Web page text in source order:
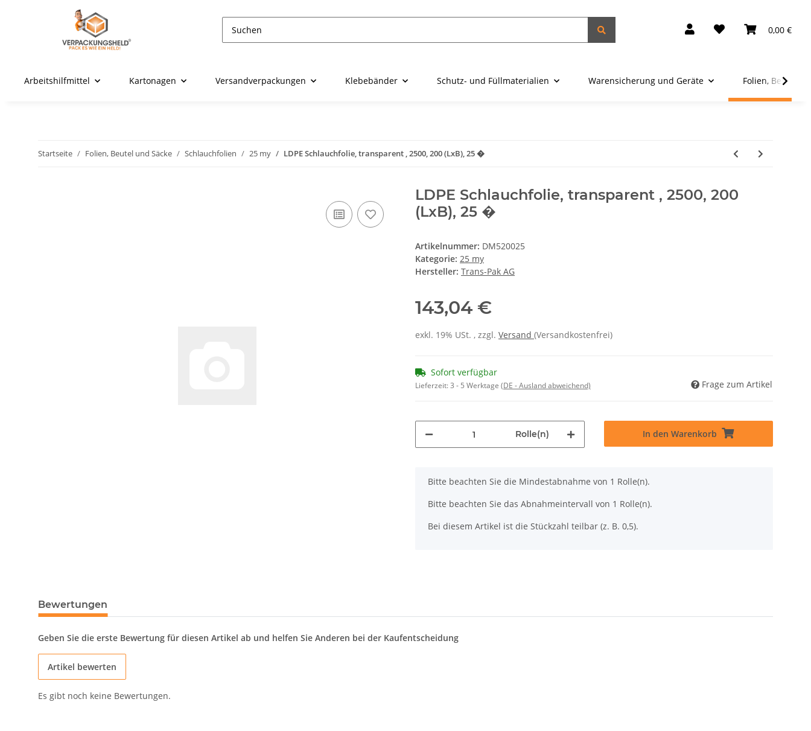
0,00 €
Arbeitshilfmittel Kartonagen Versandverpackungen Klebebänder Schutz- und Füllmaterialien Warensicherung und Geräte Folien, Beutel
Startseite Folien, Beutel und Säcke Schlauchfolien 25 my LDPE Schlauchfolie, transparent , 2500, 200 (LxB), 25 �
LDPE Schlauchfolie, transparent , 2500, 200
(LxB), 25 �
Artikelnummer: DM520025
Kategorie: 25 my
Hersteller: Trans-Pak AG
143,04 €
exkl. 19% USt. , zzgl. Versand (Versandkostenfrei)
Sofort verfügbar
Lieferzeit:3 - 5 Werktage (DE - Ausland abweichend) Frage zum Artikel
Rolle(n) In den Warenkorb
x
Bitte beachten Sie die Mindestabnahme von 1 Rolle(n).
Bitte beachten Sie das Abnahmeintervall von 1 Rolle(n).
Bei diesem Artikel ist die Stückzahl teilbar (z. B. 0,5).
Bewertungen
Geben Sie die erste Bewertung für diesen Artikel ab und helfen Sie Anderen bei der Kaufentscheidung
Artikel bewerten
Es gibt noch keine Bewertungen.